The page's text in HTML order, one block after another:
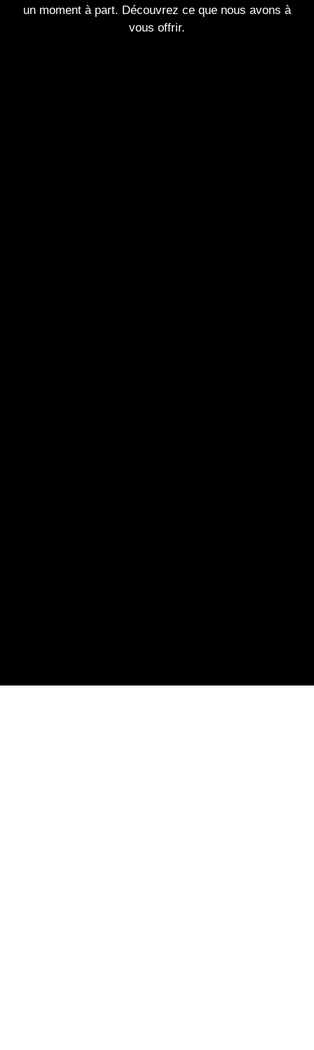
un moment à part. Découvrez ce que nous avons à
vous offrir.